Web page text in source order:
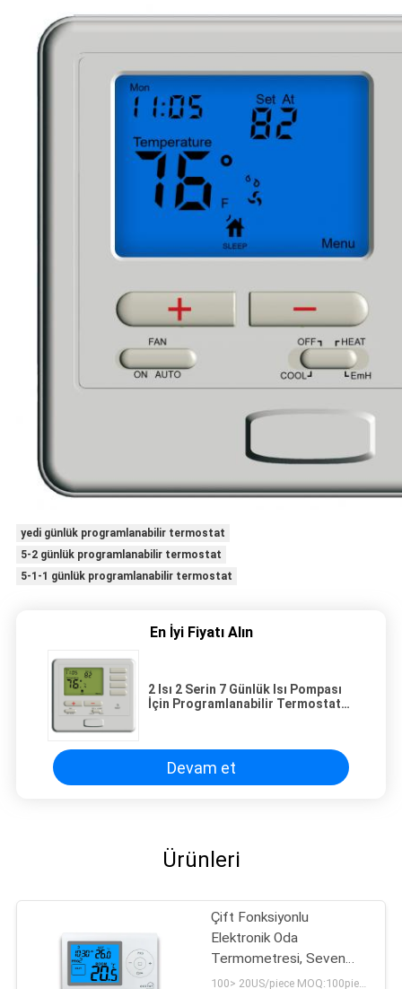
yedi günlük programlanabilir termostat
5-2 günlük programlanabilir termostat
5-1-1 günlük programlanabilir termostat
En İyi Fiyatı Alın
2 Isı 2 Serin 7 Günlük Isı Pompası
İçin Programlanabilir Termostat
Devam et
Ürünleri
Çift Fonksiyonlu
Elektronik Oda
Termometresi, Seven
Day Programlanabilir